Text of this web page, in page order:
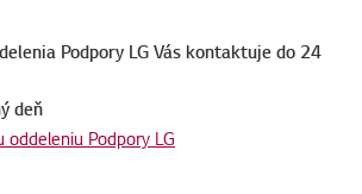
Podpory LG Vás kontaktuje do 24
deň
oddeleniu Podpory LG